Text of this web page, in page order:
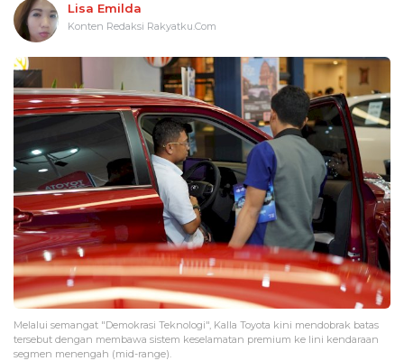
Lisa Emilda
Konten Redaksi Rakyatku.Com
Melalui semangat "Demokrasi Teknologi", Kalla Toyota kini mendobrak batas
tersebut dengan membawa sistem keselamatan premium ke lini kendaraan
segmen menengah (mid-range).